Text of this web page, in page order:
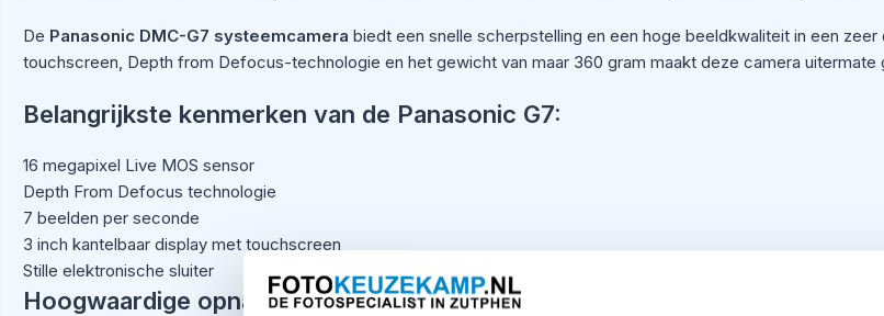
De Panasonic DMC-G7 systeemcamera biedt een snelle scherpstelling en een hoge beeldkwaliteit in een
touchscreen, Depth from Defocus-technologie en het gewicht van maar 360 gram maakt deze camera uitermate
Belangrijkste kenmerken van de Panasonic G7:
16 megapixel Live MOS sensor
Depth From Defocus technologie
7 beelden per seconde
3 inch kantelbaar display met touchscreen
Stille elektronische sluiter
Hoogwaardige opnames met de Panasonic G7